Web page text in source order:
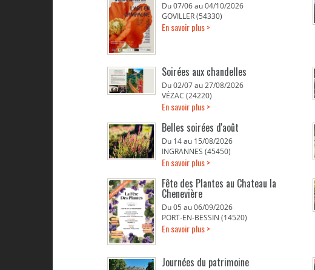
Du 07/06 au 04/10/2026
GOVILLER (54330)
En savoir plus >
Soirées aux chandelles
Du 02/07 au 27/08/2026
VÉZAC (24220)
En savoir plus >
Belles soirées d'août
Du 14 au 15/08/2026
INGRANNES (45450)
En savoir plus >
Fête des Plantes au Chateau la
Chenevière
Du 05 au 06/09/2026
PORT-EN-BESSIN (14520)
En savoir plus >
Journées du patrimoine